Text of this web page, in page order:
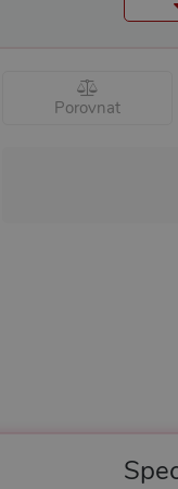
Porovnat